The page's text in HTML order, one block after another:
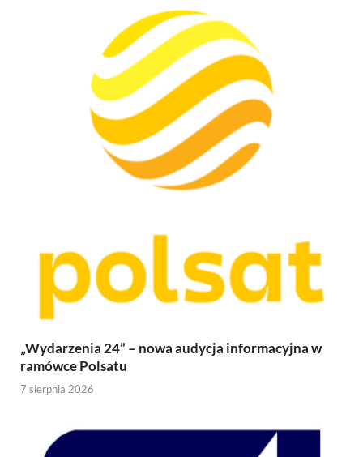
„Wydarzenia 24” – nowa audycja informacyjna w
ramówce Polsatu
7 sierpnia 2026